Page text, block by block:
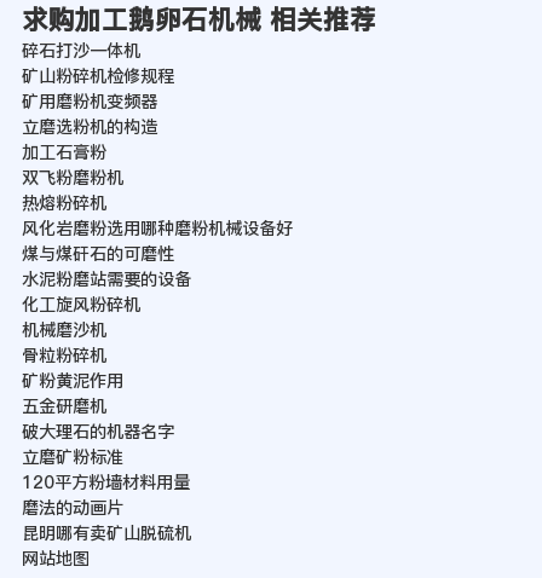
求购加工鹅卵石机械 相关推荐
碎石打沙一体机
矿山粉碎机检修规程
矿用磨粉机变频器
立磨选粉机的构造
加工石膏粉
双飞粉磨粉机
热熔粉碎机
风化岩磨粉选用哪种磨粉机械设备好
煤与煤矸石的可磨性
水泥粉磨站需要的设备
化工旋风粉碎机
机械磨沙机
骨粒粉碎机
矿粉黄泥作用
五金研磨机
破大理石的机器名字
立磨矿粉标准
120平方粉墙材料用量
磨法的动画片
昆明哪有卖矿山脱硫机
网站地图